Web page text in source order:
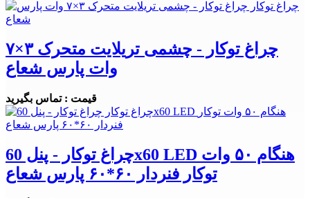
چراغ توکار - چشمی تریلایت متحرک ۳×۷
وات پارس شعاع
قیمت : تماس بگیرید
چراغ توکار - پنل 60x60 LED هنگام ۵۰ وات
توکار فنردار ۶۰*۶۰ پارس شعاع